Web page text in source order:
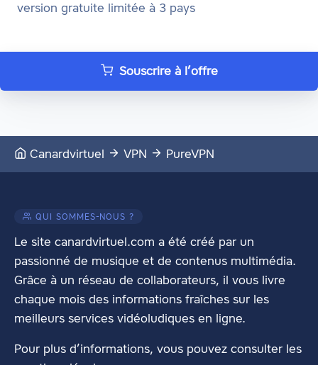
version gratuite limitée à 3 pays
Souscrire à l’offre
Canardvirtuel VPN PureVPN
QUI SOMMES-NOUS ?
Le site canardvirtuel.com a été créé par un
passionné de musique et de contenus multimédia.
Grâce à un réseau de collaborateurs, il vous livre
chaque mois des informations fraîches sur les
meilleurs services vidéoludiques en ligne.
Pour plus d’informations, vous pouvez consulter les